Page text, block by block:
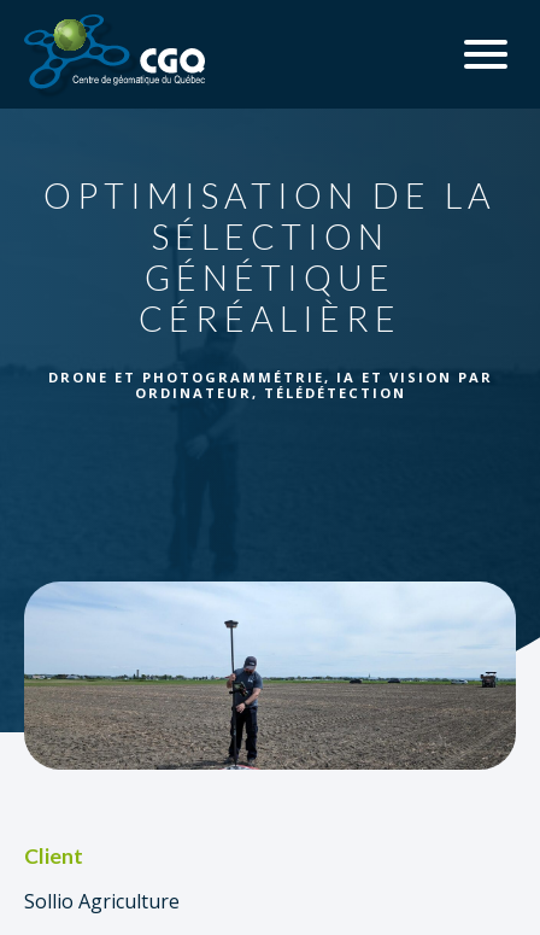
OPTIMISATION DE LA
SÉLECTION
GÉNÉTIQUE
CÉRÉALIÈRE
DRONE ET PHOTOGRAMMÉTRIE, IA ET VISION PAR
ORDINATEUR, TÉLÉDÉTECTION
Client
Sollio Agriculture